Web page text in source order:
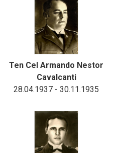
Ten Cel Armando Nestor
Cavalcanti
28.04.1937 - 30.11.1935